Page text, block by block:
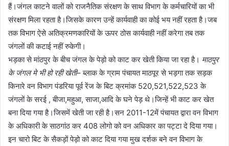
हैं।जंगल काटने वालों को राजनैतिक संरक्षण के साथ विभाग के कर्मचारियों का भी
संरक्षण मिला रहता है।जिसके कारण उन्हें कार्यवाही का कोई भय नहीं रहता है।जब
तक विभाग ऐसे अतिक्रमणकारियों के ऊपर ठोस कार्यवाही नहीं करेगा तब तक
जंगलों की कटाई नहीं रुकेगी।
भड़का से मांठपुर के बीच जंगल के पेड़ो को काट कर खेती किया जा रहा है। माठपुर
के जंगल मे भी हो रही खेती– ब्लाक के ग्राम पंचायत माठपूर से भड़गा तक सड़क
किनारे वन विभाग पंडरिया पूर्व रेंज के बिट क्रमांक 520,521,522,523 के
जंगलों के सरई , बीजा,महुआ, साजा,आदि के घने पेड़ थे।जिन्हें भी काट कर खेत
बना दिया गया है।जिसमें खेती जा रही है।सन 2011-12में पंचायत द्वारा वन विभाग
के अधिकारी के साठगांठ कर 408 लोगो को वन अधिकार का पट्टा दे दिया गया।
इन चारो बिट के सैकड़ों पेड़ो को काट दिया गया मुख दर्शक बने वन विभाग के